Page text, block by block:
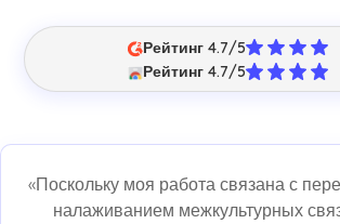
Рейтинг 4.7/5
Рейтинг 4.7/5
«Поскольку моя работа связана с
налаживанием межкультурных